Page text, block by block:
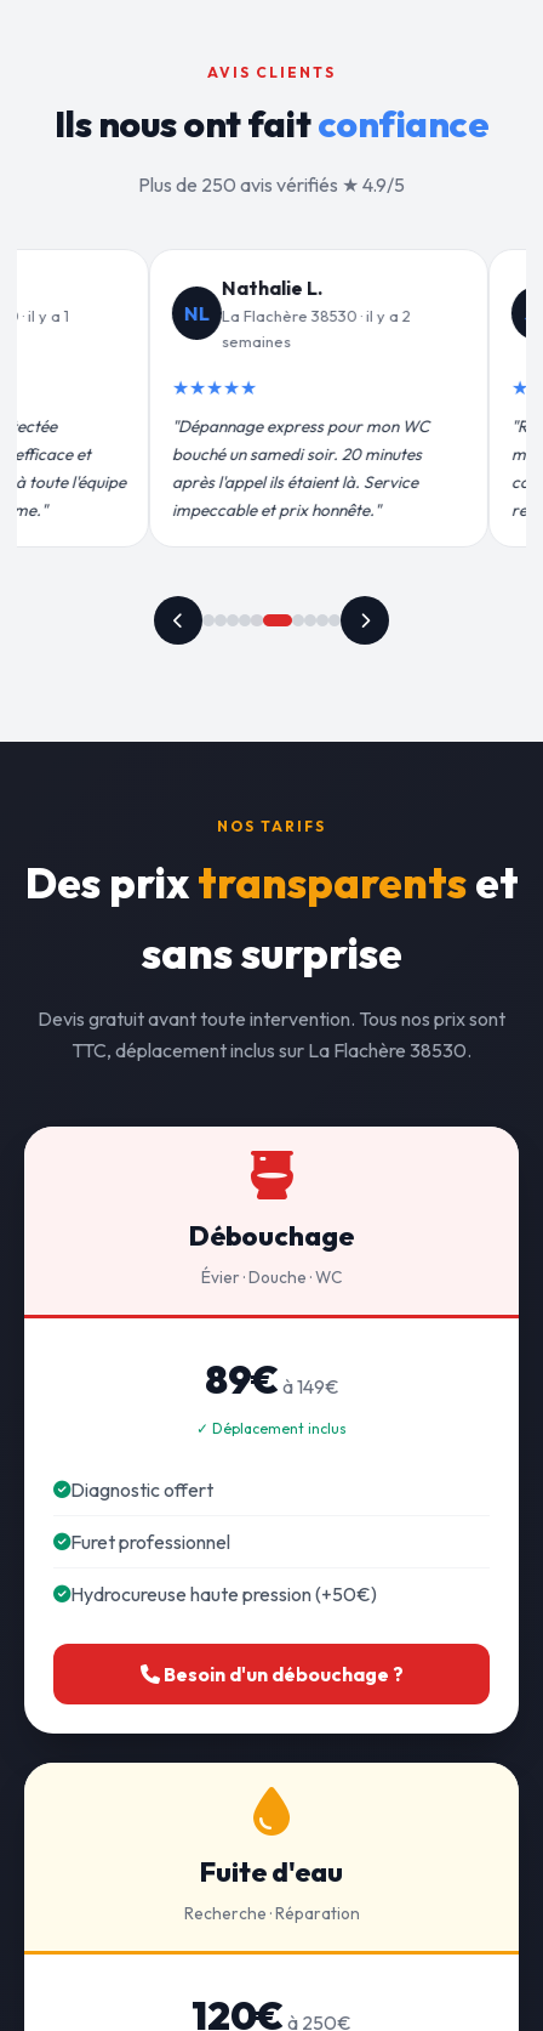
AVIS CLIENTS
Ils nous ont faitconfiance
Plus de 250 avis vérifiés ★ 4.9/5
JF
Jean-François C.
La Flachère 38530 · il y a 3
"Remplacement de mon chauffe-eau en
moins de 2h. Équipe très pro, devis
conforme, chantier propre. Je
recommande vivement."
La Flachère 38530 ·
"Un grand merci à Sylvain
pour leur intervention
efficace. Fuite réparée en
plus qu'honnête !"
NOS TARIFS
Des prixtransparentset
sans surprise
Devis gratuit avant toute intervention. Tous nos prix sont
TTC, déplacement inclus sur La Flachère 38530.
Débouchage
Évier · Douche · WC
89€ à 149€
✓ Déplacement inclus
Diagnostic offert
Furet professionnel
Hydrocureuse haute pression (+50€)
Besoin d'un débouchage ?
Fuite d'eau
Recherche · Réparation
120€ à 250€